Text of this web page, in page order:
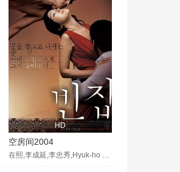
HD
空房间2004
在熙,李成延,李忠秀,Hyuk-ho Kwon,Jeong-ho Choi,Ju-seok Lee,李美淑,Sung-hyuk Moon,Jae-yong Jang,Dah-hae Lee,Dong-jin Park,Sung-hoon Jung,Ji-yong Jang,Maeng-sung Kim,Tae-suk Shin,Hong-suk Lee,朴世珍